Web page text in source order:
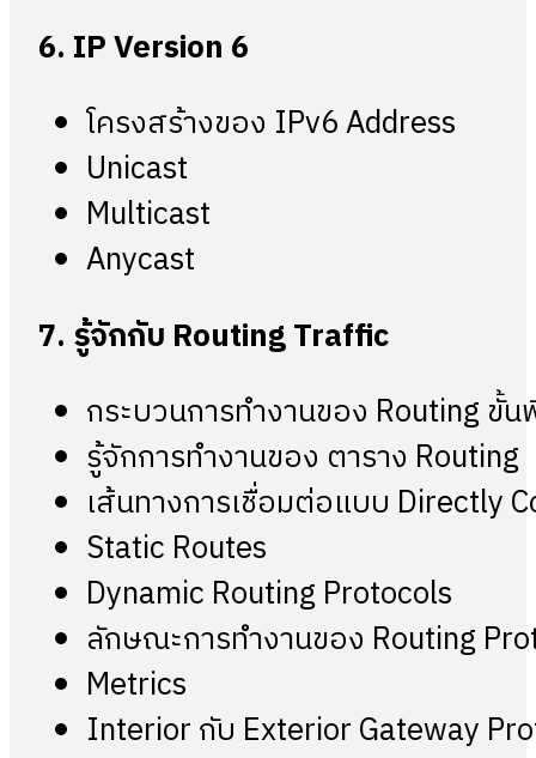
6. IP Version 6
โครงสร้างของ IPv6 Address
Unicast
Multicast
Anycast
7. รู้จักกับ Routing Traffic
กระบวนการทำงานของ Routing
รู้จักการทำงานของ ตาราง
เส้นทางการเชื่อมต่อแบบ Directly
Static Routes
Dynamic Routing Protocols
ลักษณะการทำงานของ Routing
Metrics
Interior กับ Exterior Gateway